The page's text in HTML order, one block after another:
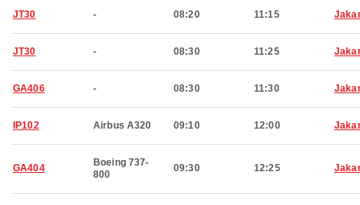
JT30 - 08:20 11:15
JT30 - 08:30 11:25
GA406 - 08:30 11:30
IP102 Airbus A320 09:10 12:00
GA404
Boeing 737-
800
09:30 12:25